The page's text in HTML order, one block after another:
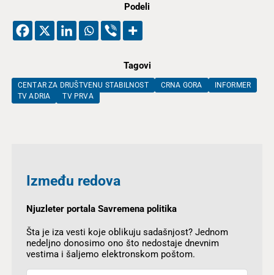
Podeli
Tagovi
CENTAR ZA DRUŠTVENU STABILNOST CRNA GORA
INFORMER
TV ADRIA
TV PRVA
Između redova
Njuzleter portala Savremena politika
Šta je iza vesti koje oblikuju sadašnjost? Jednom
nedeljno donosimo ono što nedostaje dnevnim
vestima i šaljemo elektronskom poštom.